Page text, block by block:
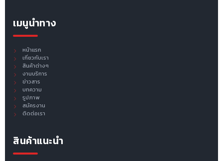
เมนูนำทาง
หน้าแรก
เกี่ยวกับเรา
สินค้าต่างๆ
งานบริการ
ข่าวสาร
บทความ
รูปภาพ
สมัครงาน
ติดต่อเรา
สินค้าแนะนำ